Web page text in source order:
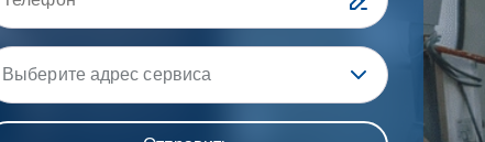
Выберите адрес сервиса